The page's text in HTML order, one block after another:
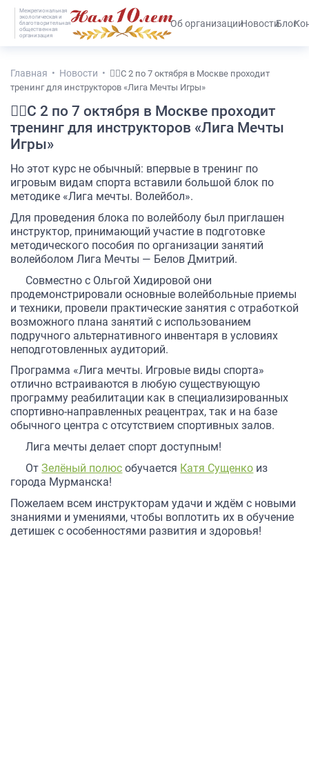
Межрегиональная
экологическая и
благотворительная
общественная
организация
#25536 (без названия)Об организацииНовостиБлог
Главная Новости
🤾‍♀С 2 по 7 октября в Москве проходит
тренинг для инструкторов «Лига Мечты Игры»
🤾‍♀С 2 по 7 октября в Москве проходит
тренинг для инструкторов «Лига Мечты
Игры»
Но этот курс не обычный: впервые в тренинг по
игровым видам спорта вставили большой блок по
методике «Лига мечты. Волейбол».
Для проведения блока по волейболу был приглашен
инструктор, принимающий участие в подготовке
методического пособия по организации занятий
волейболом Лига Мечты — Белов Дмитрий.
Совместно с Ольгой Хидировой они
продемонстрировали основные волейбольные приемы
и техники, провели практические занятия с отработкой
возможного плана занятий с использованием
подручного альтернативного инвентаря в условиях
неподготовленных аудиторий.
Программа «Лига мечты. Игровые виды спорта»
отлично встраиваются в любую существующую
программу реабилитации как в специализированных
спортивно-направленных реацентрах, так и на базе
обычного центра с отсутствием спортивных залов.
Лига мечты делает спорт доступным!
ОтЗелёный полюс обучается Катя Сущенко из
города Мурманска!
Пожелаем всем инструкторам удачи и ждём с новыми
знаниями и умениями, чтобы воплотить их в обучение
детишек с особенностями развития и здоровья!